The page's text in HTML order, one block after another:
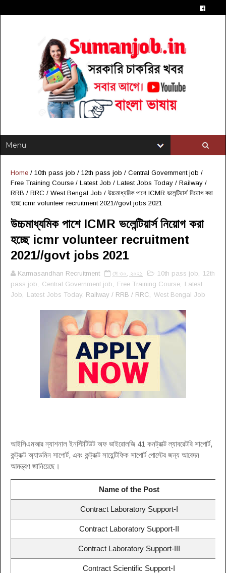
Home / 10th pass job / 12th pass job / Central Government job /
Free Training Course / Latest Job / Latest Jobs Today / Railway /
RRB / RRC / West Bengal Job / উচ্চমাধ্যমিক পাশে ICMR ভলেন্টিয়ার্স নিয়োগ করা
হচ্ছে icmr volunteer recruitment 2021//govt jobs 2021
উচ্চমাধ্যমিক পাশে ICMR ভলেন্টিয়ার্স নিয়োগ করা
হচ্ছে icmr volunteer recruitment
2021//govt jobs 2021
Karmasandhan Recruitment মে ৩০, ২০২১ 10th pass job
12th
pass job
Central Government job Free Training Course
Latest
Job
Latest Jobs Today , Railway / RRB / RRC, West Bengal Job
আইসিএমআর ন্যাশনাল ইনস্টিটিউট অফ ভাইরোলজি 41 কনট্রাক্ট ল্যাবরেটরি সাপোর্ট,
কন্ট্রাক্ট অ্যাডমিন সাপোর্ট, এবং কন্ট্রাক্ট সায়েন্টিফিক সাপোর্ট পোস্টের জন্য আবেদন
আমন্ত্রণ জানিয়েছে।
Name of the Post
Contract Laboratory Support-I
Contract Laboratory Support-II
Contract Laboratory Support-III
Contract Scientific Support-I